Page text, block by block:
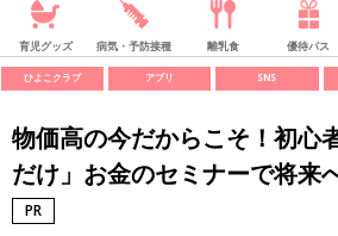
育児グッズ 病気・予防接種 離乳食 優待パス
ひよこクラブ アプリ SNS
物価高の今だからこそ！初心
だけ」お金のセミナーで将来